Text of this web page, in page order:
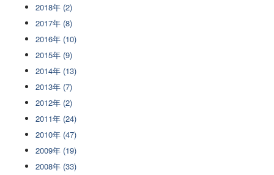
2018年 (2)
2017年 (8)
2016年 (10)
2015年 (9)
2014年 (13)
2013年 (7)
2012年 (2)
2011年 (24)
2010年 (47)
2009年 (19)
2008年 (33)